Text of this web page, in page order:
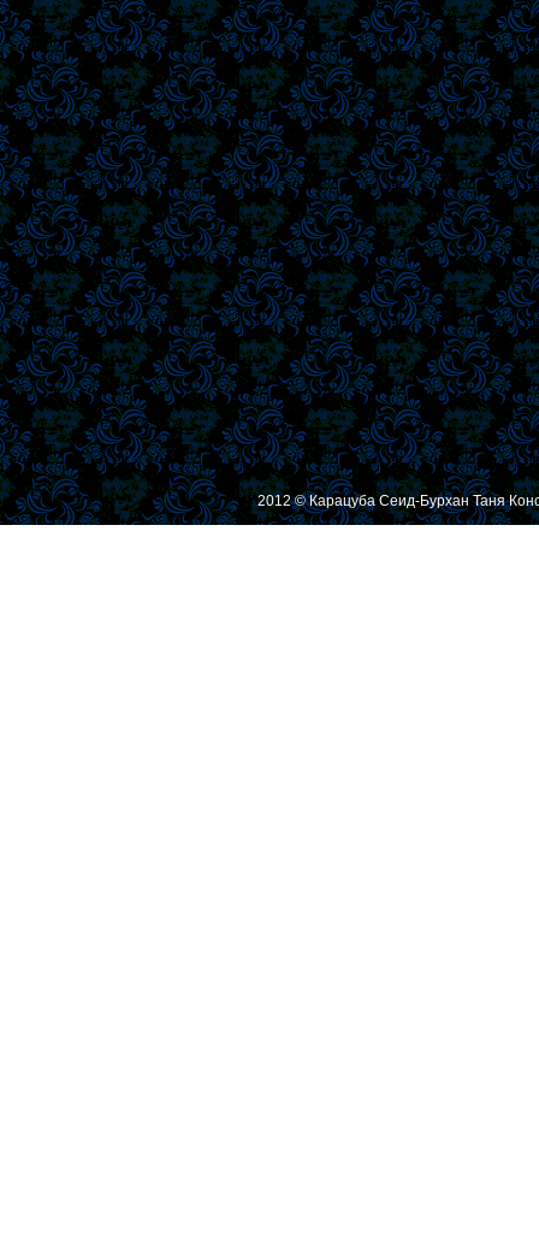
2012 © Карацуба Сеид-Бурхан Таня